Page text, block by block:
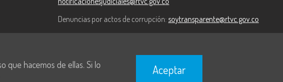
Denuncias por actos de corrupción: soytransparente@rtvc.gov.co
que hacemos de ellas. Si lo
Aceptar